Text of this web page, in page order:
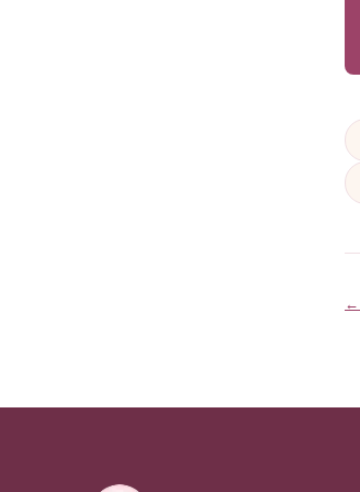
←